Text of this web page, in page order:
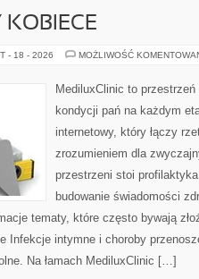
KOBIECE
- 18 - 2026 MOŻLIWOŚĆ
MediluxClinic to
kondycji pań na każdym
internetowy, który łączy
zrozumieniem dla
przestrzeni stoi
budowanie świadomości
tematy, które często bywają
Infekcje intymne i choroby
Na łamach MediluxClinic […]